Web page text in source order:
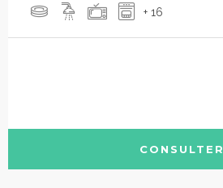
+ 16
CONSULTER